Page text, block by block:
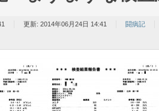
更新: 2014年06月24日 14:41 闘病記